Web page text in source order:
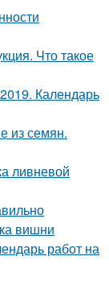
Что такое
Календарь
из семян.
ливневой
вишни
работ на